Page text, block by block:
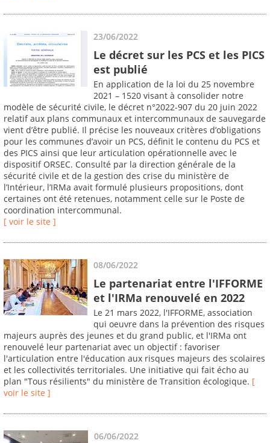
23/06/2022
Le décret sur les PCS et les PICS
est publié
En application de la loi du 25 novembre
2021 – 1520 visant à consolider notre
modèle de sécurité civile, le décret n°2022-907 du 20 juin 2022
relatif aux plans communaux et intercommunaux de sauvegarde
vient d’être publié. Il précise les nouveaux critères d’obligations
pour les communes d’avoir un PCS, définit le contenu du PCS et
des PICS ainsi que leur articulation opérationnelle avec le
dispositif ORSEC. Consulté par la direction générale de la
sécurité civile et de la gestion des crise du ministère de
l’Intérieur, l’IRMa avait formulé plusieurs propositions, dont
certaines ont été retenues, notamment celle sur le Poste de
coordination intercommunal.
[ voir le site ]
08/06/2022
Le partenariat entre l'IFFORME
et l'IRMa renouvelé en 2022
Le 21 mars 2022, l'IFFORME, association
qui oeuvre dans la prévention des risques
majeurs auprès des jeunes et du grand public, et l'IRMa ont
renouvelé leur partenariat avec un objectif : favoriser
l'articulation entre l'éducation aux risques majeurs des scolaires
et les collectivités territoriales. Une initiative qui fait écho au
plan "Tous résilients" du ministère de Transition écologique. [
voir le site ]
06/06/2022